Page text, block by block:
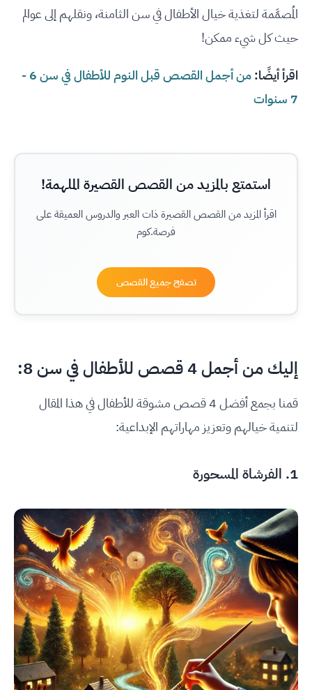
المُصمَّمة لتغذية خيال الأطفال في سن الثامنة، ونقلهم إلى عوالم
حيث كل شيء ممكن!
اقرأ أيضًا:
من أجمل القصص قبل النوم للأطفال في سن 6 -
7 سنوات
استمتع بالمزيد من القصص القصيرة الملهمة!
اقرأ المزيد من القصص القصيرة ذات العبر والدروس العميقة على
فرصة.كوم
تصفح جميع القصص
إليك من أجمل 4 قصص للأطفال في سن 8:
قمنا بجمع أفضل 4 قصص مشوقة للأطفال في هذا المقال
لتنمية خيالهم وتعزيز مهاراتهم الإبداعية:
1. الفرشاة المسحورة